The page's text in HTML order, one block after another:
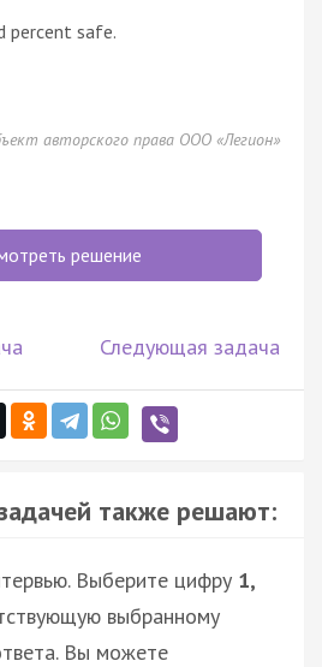
percent safe.
авторского права ООО «Легион»
решение
Следующая задача
также решают:
Выберите цифру 1,
выбранному
Вы можете